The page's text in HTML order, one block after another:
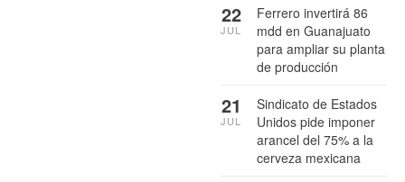
Ferrero invertirá 86
mdd en Guanajuato
para ampliar su planta
de producción
22
JUL
Sindicato de Estados
Unidos pide imponer
arancel del 75% a la
cerveza mexicana
21
JUL